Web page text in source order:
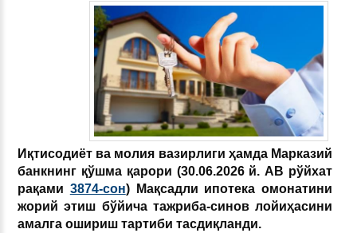
Иқтисодиёт ва молия вазирлиги ҳамда Марказий
банкнинг қўшма қарори (30.06.2026 й. АВ рўйхат
рақами 3874-сон) Мақсадли ипотека омонатини
жорий этиш бўйича тажриба-синов лойиҳасини
амалга ошириш тартиби тасдиқланди.